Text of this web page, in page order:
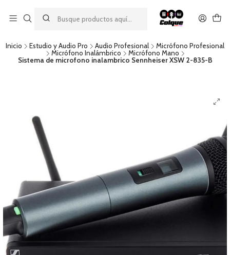
descuento por pago con transferencia bancaria
por una compra mínima de $49.990. Este descuento no es
acumulable a otras promociones ni aplicable a gastos de envío.
Inicio Estudio y Audio Pro Audio Profesional
Micrófono Profesional
Micrófono Inalámbrico
Micrófono Mano
Sistema de microfono inalambrico Sennheiser XSW 2-835-B